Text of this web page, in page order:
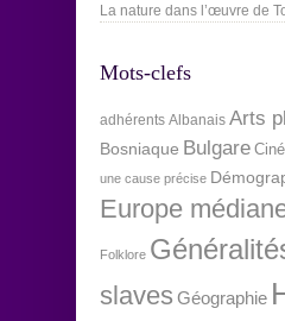
La nature dans l’œuvre de
Mots-clefs
adhérents Albanais Arts
Bosniaque Bulgare
une cause précise
Europe
Folklore
slaves Géographie